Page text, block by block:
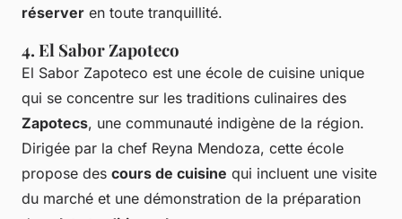
réserver en toute tranquillité.
4. El Sabor Zapoteco
El Sabor Zapoteco est une école de cuisine unique
qui se concentre sur les traditions culinaires des
Zapotecs, une communauté indigène de la région.
Dirigée par la chef Reyna Mendoza, cette école
propose des cours de cuisine qui incluent une visite
du marché et une démonstration de la préparation